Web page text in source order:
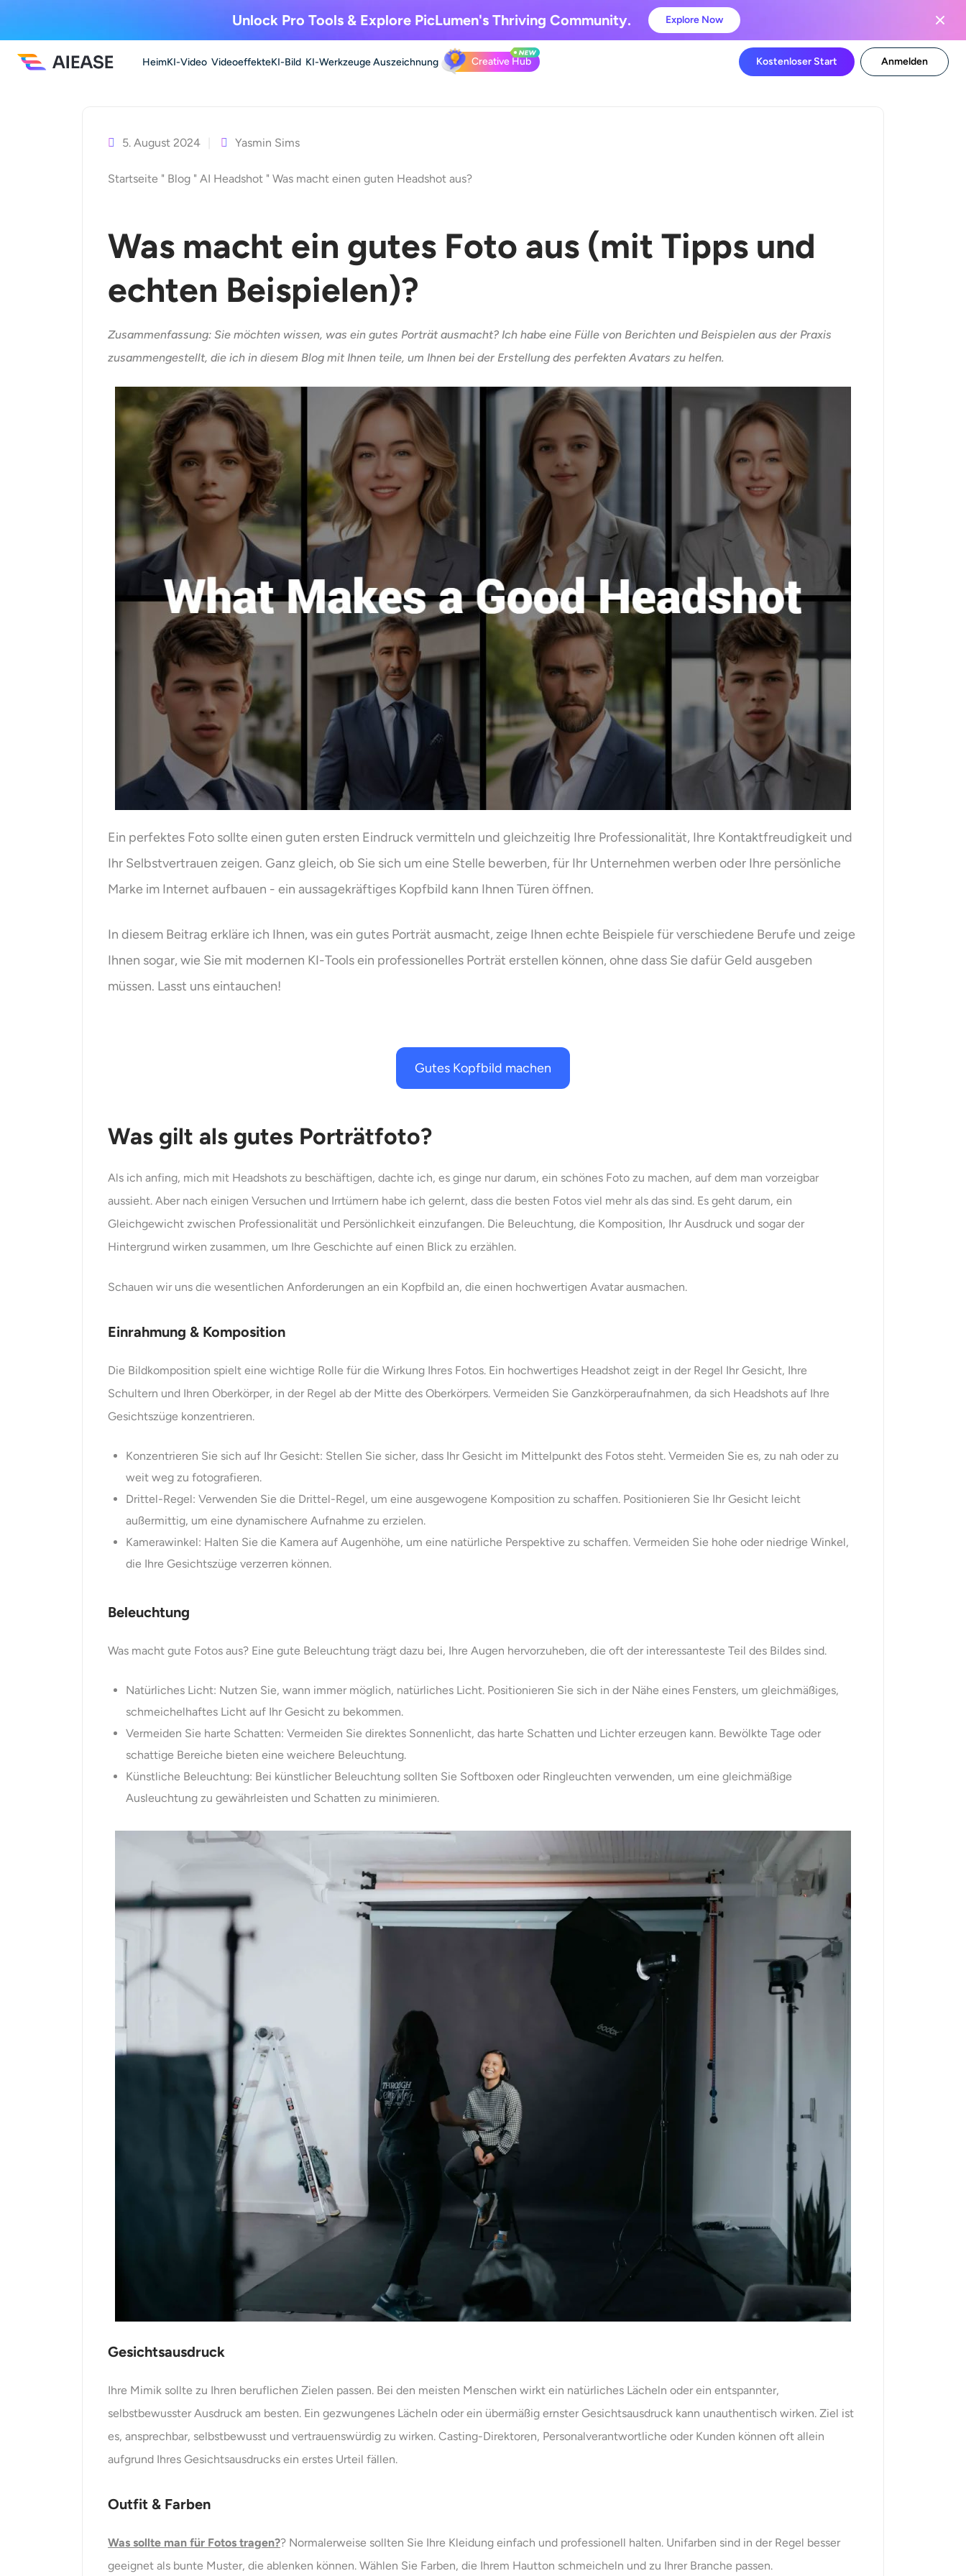
Unlock Pro Tools & ExplorePicLumen's Thriving Community. Explore Now
HeimKI-Video VideoeffekteKI-Bild KI-WerkzeugeAuszeichnung Creative Hub Kostenloser Start Anmelden
5. August 2024 Yasmin Sims
Startseite " Blog "AI Headshot "Was macht einen guten Headshot aus?
Was macht ein gutes Foto aus (mit Tipps und
echten Beispielen)?
Zusammenfassung: Sie möchten wissen, was ein gutes Porträt ausmacht? Ich habe eine Fülle von Berichten und Beispielen aus der Praxis
zusammengestellt, die ich in diesem Blog mit Ihnen teile, um Ihnen bei der Erstellung des perfekten Avatars zu helfen.
Ein perfektes Foto sollte einen guten ersten Eindruck vermitteln und gleichzeitig Ihre Professionalität, Ihre Kontaktfreudigkeit und
Ihr Selbstvertrauen zeigen. Ganz gleich, ob Sie sich um eine Stelle bewerben, für Ihr Unternehmen werben oder Ihre persönliche
Marke im Internet aufbauen - ein aussagekräftiges Kopfbild kann Ihnen Türen öffnen.
In diesem Beitrag erkläre ich Ihnen, was ein gutes Porträt ausmacht, zeige Ihnen echte Beispiele für verschiedene Berufe und zeige
Ihnen sogar, wie Sie mit modernen KI-Tools ein professionelles Porträt erstellen können, ohne dass Sie dafür Geld ausgeben
müssen. Lasst uns eintauchen!
Gutes Kopfbild machen
Was gilt als gutes Porträtfoto?
Als ich anfing, mich mit Headshots zu beschäftigen, dachte ich, es ginge nur darum, ein schönes Foto zu machen, auf dem man vorzeigbar
aussieht. Aber nach einigen Versuchen und Irrtümern habe ich gelernt, dass die besten Fotos viel mehr als das sind. Es geht darum, ein
Gleichgewicht zwischen Professionalität und Persönlichkeit einzufangen. Die Beleuchtung, die Komposition, Ihr Ausdruck und sogar der
Hintergrund wirken zusammen, um Ihre Geschichte auf einen Blick zu erzählen.
Schauen wir uns die wesentlichen Anforderungen an ein Kopfbild an, die einen hochwertigen Avatar ausmachen.
Einrahmung & Komposition
Die Bildkomposition spielt eine wichtige Rolle für die Wirkung Ihres Fotos. Ein hochwertiges Headshot zeigt in der Regel Ihr Gesicht, Ihre
Schultern und Ihren Oberkörper, in der Regel ab der Mitte des Oberkörpers. Vermeiden Sie Ganzkörperaufnahmen, da sich Headshots auf Ihre
Gesichtszüge konzentrieren.
Konzentrieren Sie sich auf Ihr Gesicht: Stellen Sie sicher, dass Ihr Gesicht im Mittelpunkt des Fotos steht. Vermeiden Sie es, zu nah oder zu
weit weg zu fotografieren.
Drittel-Regel: Verwenden Sie die Drittel-Regel, um eine ausgewogene Komposition zu schaffen. Positionieren Sie Ihr Gesicht leicht
außermittig, um eine dynamischere Aufnahme zu erzielen.
Kamerawinkel: Halten Sie die Kamera auf Augenhöhe, um eine natürliche Perspektive zu schaffen. Vermeiden Sie hohe oder niedrige Winkel,
die Ihre Gesichtszüge verzerren können.
Beleuchtung
Was macht gute Fotos aus? Eine gute Beleuchtung trägt dazu bei, Ihre Augen hervorzuheben, die oft der interessanteste Teil des Bildes sind.
Natürliches Licht: Nutzen Sie, wann immer möglich, natürliches Licht. Positionieren Sie sich in der Nähe eines Fensters, um gleichmäßiges,
schmeichelhaftes Licht auf Ihr Gesicht zu bekommen.
Vermeiden Sie harte Schatten: Vermeiden Sie direktes Sonnenlicht, das harte Schatten und Lichter erzeugen kann. Bewölkte Tage oder
schattige Bereiche bieten eine weichere Beleuchtung.
Künstliche Beleuchtung: Bei künstlicher Beleuchtung sollten Sie Softboxen oder Ringleuchten verwenden, um eine gleichmäßige
Ausleuchtung zu gewährleisten und Schatten zu minimieren.
Gesichtsausdruck
Ihre Mimik sollte zu Ihren beruflichen Zielen passen. Bei den meisten Menschen wirkt ein natürliches Lächeln oder ein entspannter,
selbstbewusster Ausdruck am besten. Ein gezwungenes Lächeln oder ein übermäßig ernster Gesichtsausdruck kann unauthentisch wirken. Ziel ist
es, ansprechbar, selbstbewusst und vertrauenswürdig zu wirken. Casting-Direktoren, Personalverantwortliche oder Kunden können oft allein
aufgrund Ihres Gesichtsausdrucks ein erstes Urteil fällen.
Outfit & Farben
Was sollte man für Fotos tragen?? Normalerweise sollten Sie Ihre Kleidung einfach und professionell halten. Unifarben sind in der Regel besser
geeignet als bunte Muster, die ablenken können. Wählen Sie Farben, die Ihrem Hautton schmeicheln und zu Ihrer Branche passen.